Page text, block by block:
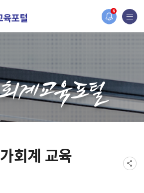
N
개편되었습니다.
원홈페이지가 새롭게 개설되었습니다.
회계 교육